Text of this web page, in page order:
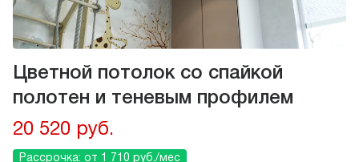
Цветной потолок со спайкой
полотен и теневым профилем
20 520 руб.
Рассрочка: от 1 710 руб./мес